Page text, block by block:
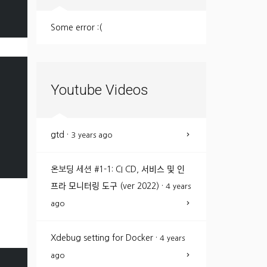
Some error :(
Youtube Videos
gtd · 3 years ago
온보딩 세션 #1-1: CI CD, 서비스 및 인
프라 모니터링 도구 (ver 2022) · 4 years
ago
Xdebug setting for Docker · 4 years
ago